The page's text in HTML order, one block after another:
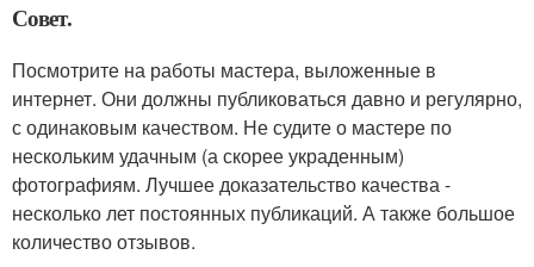
Совет.
Посмотрите на работы мастера, выложенные в
интернет. Они должны публиковаться давно и регулярно,
с одинаковым качеством. Не судите о мастере по
нескольким удачным (а скорее украденным)
фотографиям. Лучшее доказательство качества -
несколько лет постоянных публикаций. А также большое
количество отзывов.